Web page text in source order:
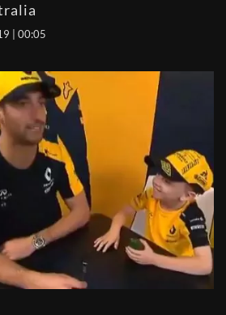
| 00:05